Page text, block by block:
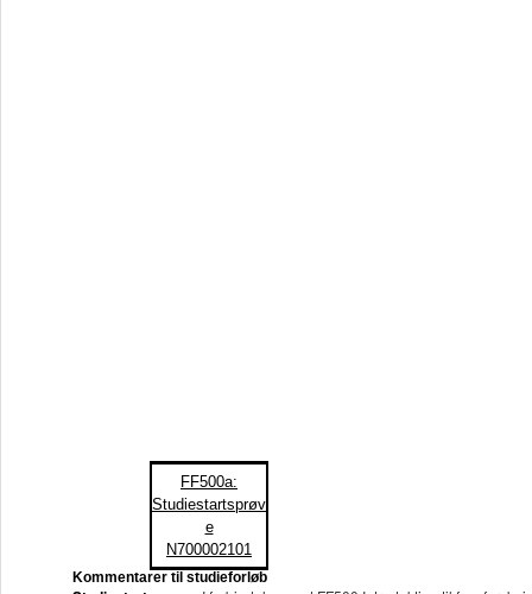
FF500a:
Studiestartsprøv
e
N700002101
Kommentarer til studieforløb